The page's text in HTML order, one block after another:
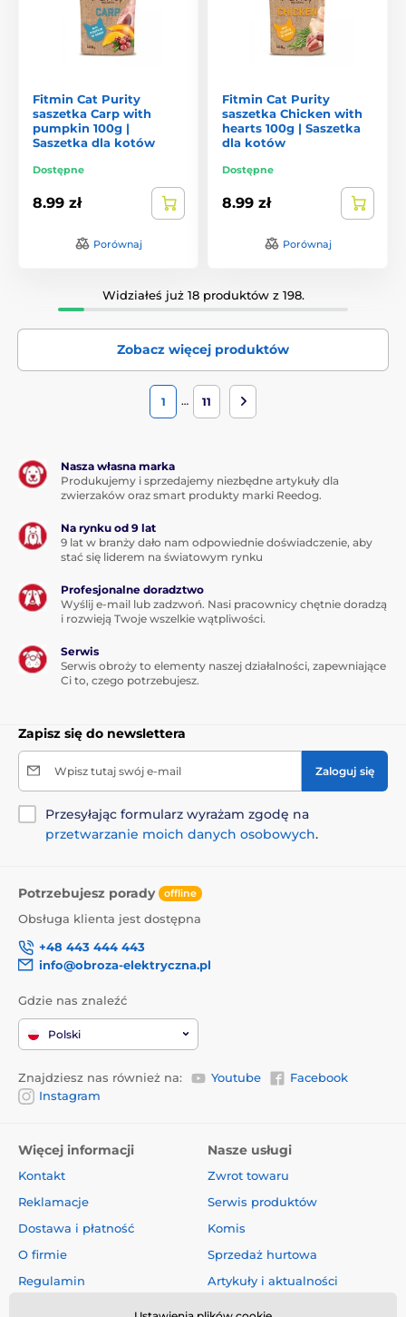
Fitmin Cat Purity
saszetka Carp with
pumpkin 100g |
Saszetka dla kotów
Dostępne
8.99 zł
Porównaj
Fitmin Cat Purity
saszetka Chicken with
hearts 100g | Saszetka
dla kotów
Dostępne
8.99 zł
Porównaj
Widziałeś już 18 produktów z 198.
Zobacz więcej produktów
1 … 11
Nasza własna marka
Produkujemy i sprzedajemy niezbędne artykuły dla
zwierzaków oraz smart produkty marki Reedog.
Na rynku od 9 lat
9 lat w branży dało nam odpowiednie doświadczenie, aby
stać się liderem na światowym rynku
Profesjonalne doradztwo
Wyślij e-mail lub zadzwoń. Nasi pracownicy chętnie doradzą
i rozwieją Twoje wszelkie wątpliwości.
Serwis
Serwis obroży to elementy naszej działalności, zapewniające
Ci to, czego potrzebujesz.
Zapisz się do newslettera
Wpisz tutaj swój e-mail Zaloguj się
Przesyłając formularz wyrażam zgodę na
przetwarzanie moich danych osobowych.
Potrzebujesz porady offline
Obsługa klienta jest dostępna
+48 443 444 443
info@obroza-elektryczna.pl
Gdzie nas znaleźć
Polski
Znajdziesz nas również na: Youtube
Facebook
Instagram
Więcej informacji
Kontakt
Reklamacje
Dostawa i płatność
O firmie
Regulamin
Nasze usługi
Zwrot towaru
Serwis produktów
Komis
Sprzedaż hurtowa
Artykuły i aktualności